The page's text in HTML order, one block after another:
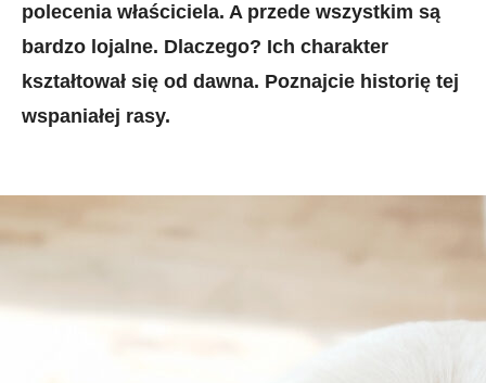
polecenia właściciela. A przede wszystkim są
bardzo lojalne. Dlaczego? Ich charakter
kształtował się od dawna. Poznajcie historię tej
wspaniałej rasy.